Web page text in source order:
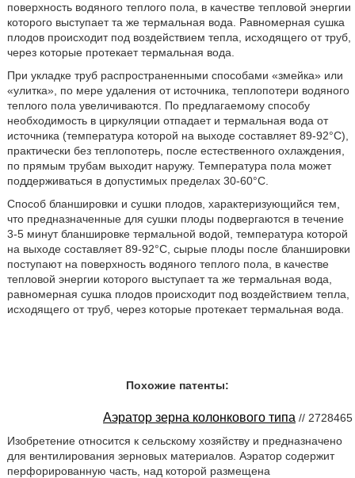
поверхность водяного теплого пола, в качестве тепловой энергии
которого выступает та же термальная вода. Равномерная сушка
плодов происходит под воздействием тепла, исходящего от труб,
через которые протекает термальная вода.
При укладке труб распространенными способами «змейка» или
«улитка», по мере удаления от источника, теплопотери водяного
теплого пола увеличиваются. По предлагаемому способу
необходимость в циркуляции отпадает и термальная вода от
источника (температура которой на выходе составляет 89-92°С),
практически без теплопотерь, после естественного охлаждения,
по прямым трубам выходит наружу. Температура пола может
поддерживаться в допустимых пределах 30-60°С.
Способ бланшировки и сушки плодов, характеризующийся тем,
что предназначенные для сушки плоды подвергаются в течение
3-5 минут бланшировке термальной водой, температура которой
на выходе составляет 89-92°С, сырые плоды после бланшировки
поступают на поверхность водяного теплого пола, в качестве
тепловой энергии которого выступает та же термальная вода,
равномерная сушка плодов происходит под воздействием тепла,
исходящего от труб, через которые протекает термальная вода.
Похожие патенты:
Аэратор зерна колонкового типа // 2728465
Изобретение относится к сельскому хозяйству и предназначено
для вентилирования зерновых материалов. Аэратор содержит
перфорированную часть, над которой размещена